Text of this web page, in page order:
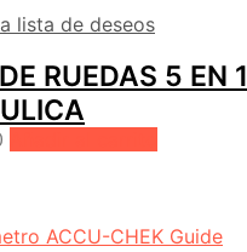
lista de deseos
RUEDAS 5 EN 1